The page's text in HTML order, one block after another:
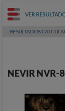
VER
RESULTADOS
NEVIR NVR-